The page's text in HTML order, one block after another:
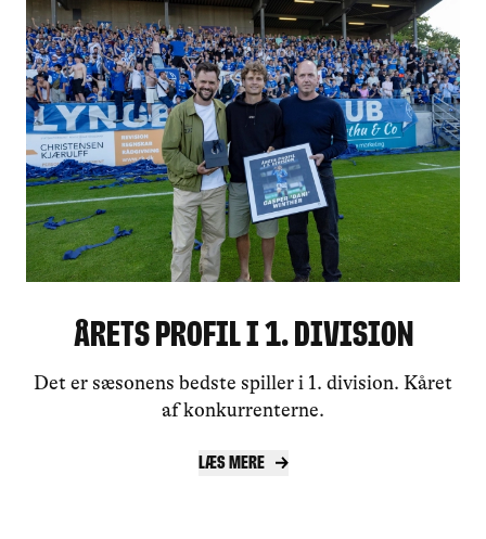
Årets Profil i 1. division
Det er sæsonens bedste spiller i 1. division. Kåret
af konkurrenterne.
Læs mere